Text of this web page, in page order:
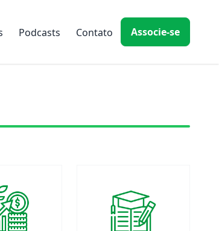
Podcasts Contato Associe-se